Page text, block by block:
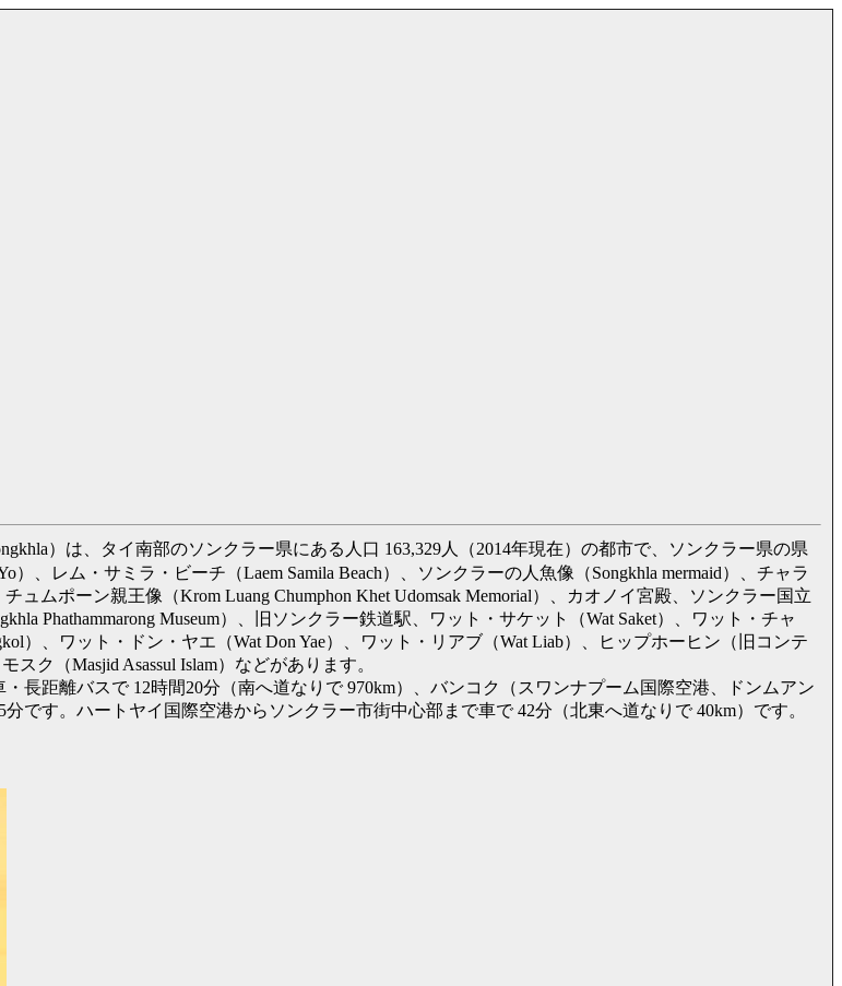
）は、タイ南部のソンクラー県にある人口 163,329人（2014年現在）の都市で、ソンクラー県の県
、レム・サミラ・ビーチ（Laem Samila Beach）、ソンクラーの人魚像（Songkhla mermaid）、チャラ
ュムポーン親王像（Krom Luang Chumphon Khet Udomsak Memorial）、カオノイ宮殿、ソンクラー国立
Phathammarong Museum）、旧ソンクラー鉄道駅、ワット・サケット（Wat Saket）、ワット・チャ
）、ワット・ドン・ヤエ（Wat Don Yae）、ワット・リアブ（Wat Liab）、ヒップホーヒン（旧コンテ
ク（Masjid Asassul Islam）などがあります。
長距離バスで 12時間20分（南へ道なりで 970km）、バンコク（スワンナプーム国際空港、ドンムアン
です。ハートヤイ国際空港からソンクラー市街中心部まで車で 42分（北東へ道なりで 40km）です。